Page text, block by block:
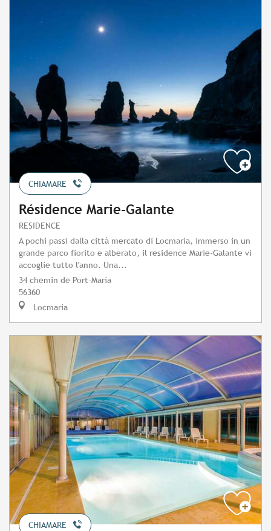
CHIAMARE
Résidence Marie-Galante
RESIDENCE
A pochi passi dalla città mercato di Locmaria, immerso in un
grande parco fiorito e alberato, il residence Marie-Galante vi
accoglie tutto l'anno. Una...
34 chemin de Port-Maria
56360
Locmaria
CHIAMARE